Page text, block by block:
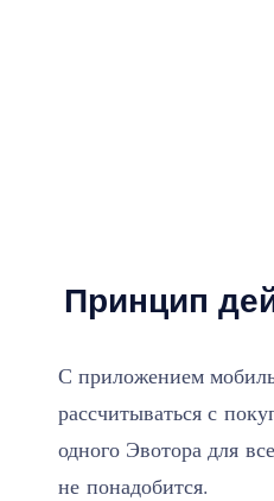
Принцип
С приложением
рассчитываться с
одного Эвотора для
не понадобится.